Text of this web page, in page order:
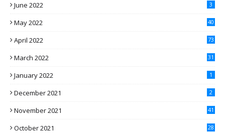
June 2022 3
May 2022 40
April 2022 73
March 2022 31
January 2022 1
December 2021 2
November 2021 41
October 2021 28